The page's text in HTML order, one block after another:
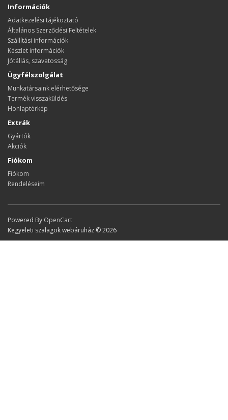
Információk
Adatkezelési tájékoztató
Általános Szerződési Feltételek
Szállítási információk
Készlet információk
Jótállás, szavatosság
Ügyfélszolgálat
Munkatársaink elérhetősége
Termék visszaküldés
Honlaptérkép
Extrák
Gyártók
Akciók
Fiókom
Fiókom
Rendeléseim
Powered By OpenCart
Kegyeleti szalagok webáruház © 2026